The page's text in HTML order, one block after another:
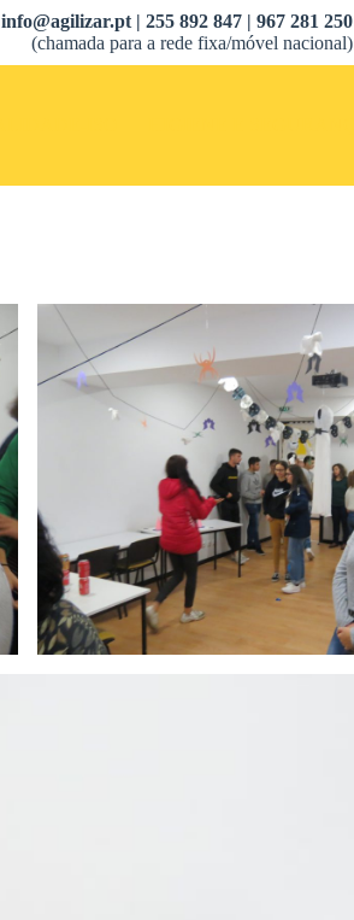
info@agilizar.pt | 255 892 847 | 967 281 250
(chamada para a rede fixa/móvel nacional)